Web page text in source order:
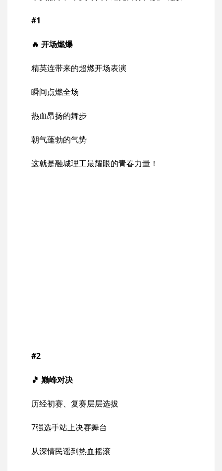
#1
🔥 开场燃爆
精英连带来的超燃开场表演
瞬间点燃全场
热血昂扬的舞步
朝气蓬勃的气势
这就是融城理工最耀眼的青春力量！
#2
🎵 巅峰对决
历经初赛、复赛层层选拔
7强选手站上决赛舞台
从深情民谣到热血摇滚